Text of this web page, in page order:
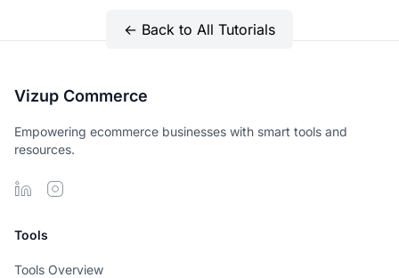
← Back to All Tutorials
Vizup Commerce
Empowering ecommerce businesses with smart tools and
resources.
Tools
Tools Overview